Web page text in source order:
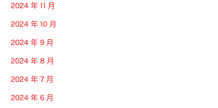
2024 年 11 月
2024 年 10 月
2024 年 9 月
2024 年 8 月
2024 年 7 月
2024 年 6 月